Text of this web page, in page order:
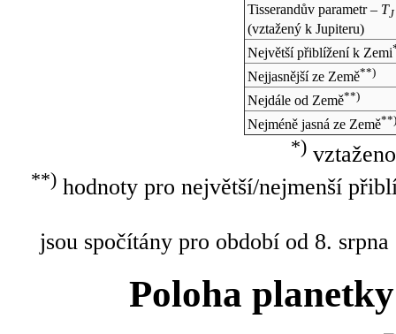
Tisserandův parametr – TJ
(vztažený k Jupiteru)
Největší přiblížení k Zemi
Nejjasnější ze Země**)
Nejdále od Země**)
Nejméně jasná ze Země**)
*)
**)hodnoty pro největší/nejmenší
jsou spočítány pro období od 8.
Poloha